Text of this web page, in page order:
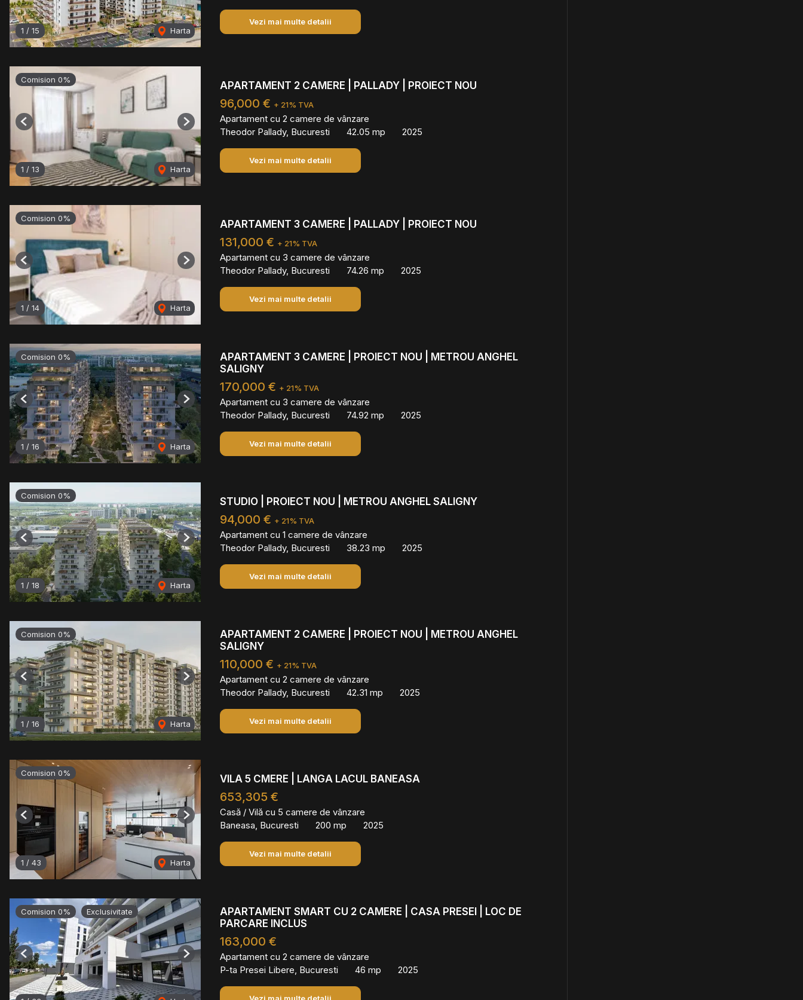
1 / 15 Harta
Vezi mai multe detalii
Comision 0%
1 / 13 Harta
Previous Next
APARTAMENT 2 CAMERE | PALLADY | PROIECT NOU
96,000 € + 21% TVA
Apartament cu 2 camere de vânzare
Theodor Pallady, Bucuresti
42.05 mp 2025
Vezi mai multe detalii
Comision 0%
1 / 14 Harta
Previous Next
APARTAMENT 3 CAMERE | PALLADY | PROIECT NOU
131,000 € + 21% TVA
Apartament cu 3 camere de vânzare
Theodor Pallady, Bucuresti
74.26 mp 2025
Vezi mai multe detalii
Comision 0%
1 / 16 Harta
Previous Next
APARTAMENT 3 CAMERE | PROIECT NOU | METROU ANGHEL
SALIGNY
170,000 € + 21% TVA
Apartament cu 3 camere de vânzare
Theodor Pallady, Bucuresti
74.92 mp 2025
Vezi mai multe detalii
Comision 0%
1 / 18 Harta
Previous Next
STUDIO | PROIECT NOU | METROU ANGHEL SALIGNY
94,000 € + 21% TVA
Apartament cu 1 camere de vânzare
Theodor Pallady, Bucuresti
38.23 mp 2025
Vezi mai multe detalii
Comision 0%
1 / 16 Harta
Previous Next
APARTAMENT 2 CAMERE | PROIECT NOU | METROU ANGHEL
SALIGNY
110,000 € + 21% TVA
Apartament cu 2 camere de vânzare
Theodor Pallady, Bucuresti
42.31 mp 2025
Vezi mai multe detalii
Comision 0%
1 / 43 Harta
Previous Next
VILA 5 CMERE | LANGA LACUL BANEASA
653,305 €
Casă / Vilă cu 5 camere de vânzare
Baneasa, Bucuresti
200 mp 2025
Vezi mai multe detalii
Comision 0% Exclusivitate
Previous Next
APARTAMENT SMART CU 2 CAMERE | CASA PRESEI | LOC DE
PARCARE INCLUS
163,000 €
Apartament cu 2 camere de vânzare
P-ta Presei Libere, Bucuresti
46 mp 2025